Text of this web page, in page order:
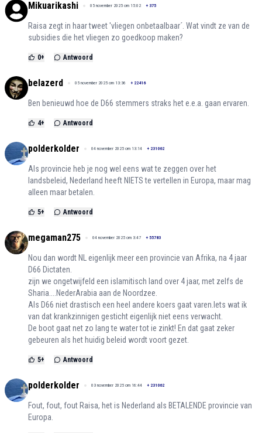
Mikuarikashi 05 november 2025 om 15:02 + 375
Raisa zegt in haar tweet 'vliegen onbetaalbaar´. Wat vindt ze van de
subsidies die het vliegen zo goedkoop maken?
0+ Antwoord
belazerd 05 november 2025 om 13:36 + 22416
Ben benieuwd hoe de D66 stemmers straks het e.e.a. gaan ervaren.
4+ Antwoord
polderkolder 04 november 2025 om 13:14 + 231062
Als provincie heb je nog wel eens wat te zeggen over het
landsbeleid, Nederland heeft NIETS te vertellen in Europa, maar mag
alleen maar betalen.
5+ Antwoord
megaman275 04 november 2025 om 3:47 + 55783
Nou dan wordt NL eigenlijk meer een provincie van Afrika, na 4 jaar
D66 Dictaten.
zijn we ongetwijfeld een islamitisch land over 4 jaar, met zelfs de
Sharia....NederArabia aan de Noordzee.
Als D66 niet drastisch een heel andere koers gaat varen.Iets wat ik
van dat krankzinnigen gesticht eigenlijk niet eens verwacht.
De boot gaat net zo lang te water tot ie zinkt! En dat gaat zeker
gebeuren als het huidig beleid wordt voort gezet.
5+ Antwoord
polderkolder 03 november 2025 om 16:44 + 231062
Fout, fout, fout Raisa, het is Nederland als BETALENDE provincie van
Europa.